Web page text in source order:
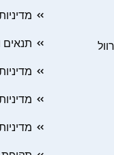
תנאים